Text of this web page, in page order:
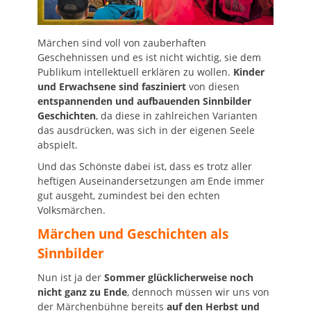
Märchen sind voll von zauberhaften
Geschehnissen und es ist nicht wichtig, sie dem
Publikum intellektuell erklären zu wollen. Kinder
und Erwachsene sind fasziniert von diesen
entspannenden und aufbauenden Sinnbilder
Geschichten, da diese in zahlreichen Varianten
das ausdrücken, was sich in der eigenen Seele
abspielt.
Und das Schönste dabei ist, dass es trotz aller
heftigen Auseinandersetzungen am Ende immer
gut ausgeht, zumindest bei den echten
Volksmärchen.
Märchen und Geschichten als
Sinnbilder
Nun ist ja der Sommer glücklicherweise noch
nicht ganz zu Ende, dennoch müssen wir uns von
der Märchenbühne bereits auf den Herbst und